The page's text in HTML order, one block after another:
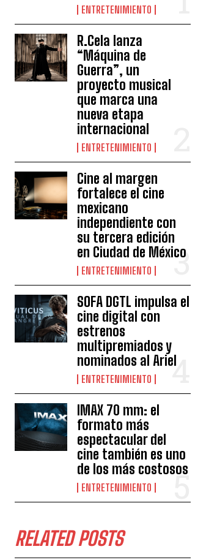
ENTRETENIMIENTO
R.Cela lanza
“Máquina de
Guerra”, un
proyecto musical
que marca una
nueva etapa
internacional
ENTRETENIMIENTO
Cine al margen
fortalece el cine
mexicano
independiente con
su tercera edición
en Ciudad de México
ENTRETENIMIENTO
SOFA DGTL impulsa el
cine digital con
estrenos
multipremiados y
nominados al Ariel
ENTRETENIMIENTO
IMAX 70 mm: el
formato más
espectacular del
cine también es uno
de los más costosos
ENTRETENIMIENTO
RELATED POSTS